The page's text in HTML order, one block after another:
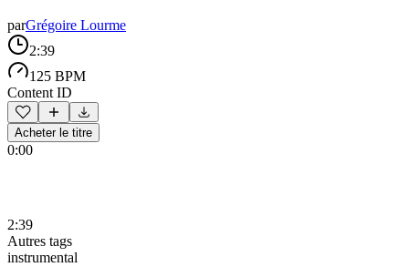
parGrégoire Lourme
2:39
125 BPM
Content ID
Acheter le titre
0:00
2:39
Autres tags
instrumental